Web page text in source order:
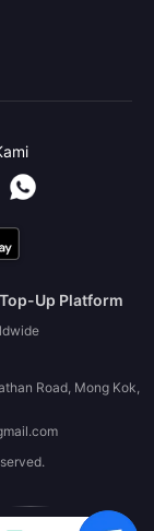
Up Platform
Road, Mong Kok,